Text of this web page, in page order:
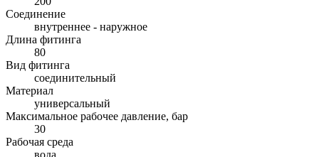
Соединение
внутреннее - наружное
Длина фитинга
80
Вид фитинга
соединительный
Материал
универсальный
Максимальное рабочее давление, бар
30
Рабочая среда
вода